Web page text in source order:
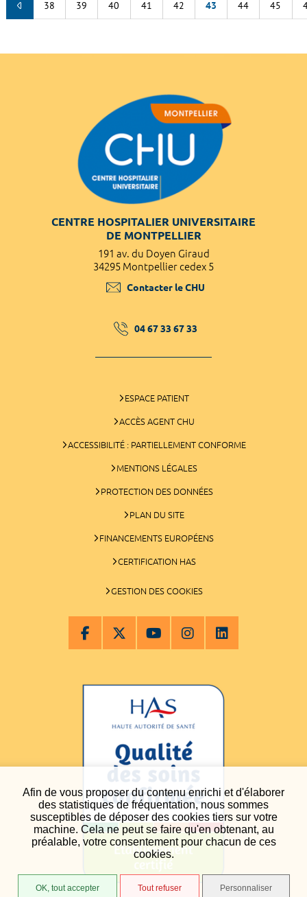
Afin de vous proposer du contenu enrichi et d'élaborer
des statistiques de fréquentation, nous sommes
susceptibles de déposer des cookies tiers sur votre
machine. Cela ne peut se faire qu'en obtenant, au
préalable, votre consentement pour chacun de ces
cookies.
OK, tout accepter Tout refuser Personnaliser
38 39 40 41 42 43 44 45
CENTRE HOSPITALIER UNIVERSITAIRE
DE MONTPELLIER
191 av. du Doyen Giraud
34295 Montpellier cedex 5
Contacter le CHU
04 67 33 67 33
ESPACE PATIENT
ACCÈS AGENT CHU
ACCESSIBILITÉ : PARTIELLEMENT CONFORME
MENTIONS LÉGALES
PROTECTION DES DONNÉES
PLAN DU SITE
FINANCEMENTS EUROPÉENS
CERTIFICATION HAS
GESTION DES COOKIES